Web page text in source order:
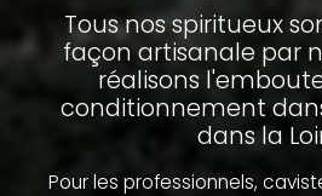
Tous nos spiritueux
façon artisanale par
réalisons
conditionnement
dans la
Pour les professionnels,